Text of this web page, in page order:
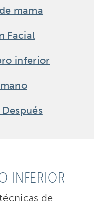
mama
Facial
inferior
INFERIOR
de